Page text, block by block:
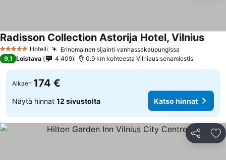
5 Tähtiluokitus
Hotelli Erinomainen sijainti vanhassakaupungissa
Radisson Collection Astorija Hotel, Vilnius
9,1 Loistava 4 409 0.9 km kohteesta Vilniaus senamiestis
Alkaen 174 €
Näytä hinnat 12 sivustolta Katso hinnat
Jaa